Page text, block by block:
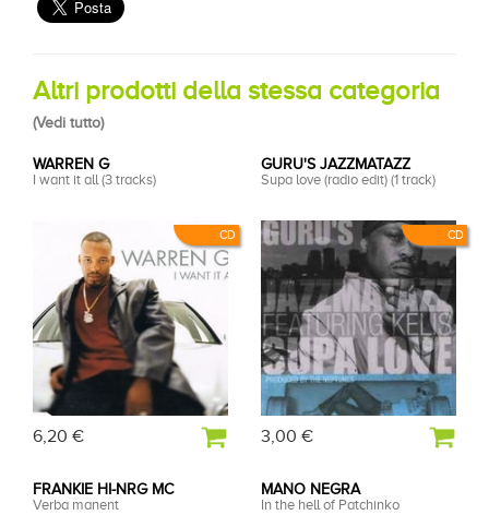
Altri prodotti della stessa categoria
(Vedi tutto)
CD
WARREN G
I want it all (3 tracks)
6,20 €
CD
GURU'S JAZZMATAZZ
Supa love (radio edit) (1 track)
3,00 €
FRANKIE HI-NRG MC
Verba manent
MANO NEGRA
In the hell of Patchinko